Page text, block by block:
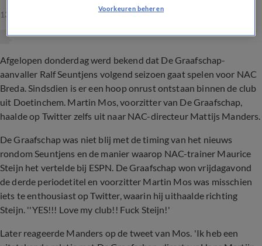
13 mrt 2021, 13:50
Afgelopen donderdag werd bekend dat De Graafschap-
aanvaller Ralf Seuntjens volgend seizoen gaat spelen voor NAC
Breda. Sindsdien is er een hoop onrust ontstaan binnen de club
uit Doetinchem. Martin Mos, voorzitter van De Graafschap,
haalde op Twitter zelfs uit naar NAC-directeur Mattijs Manders.
De Graafschap was niet blij met de timing van het nieuws
rondom Seuntjens en de manier waarop NAC-trainer Maurice
Steijn het vertelde bij ESPN. De Graafschap won vrijdagavond
de derde periodetitel en voorzitter Martin Mos was misschien
iets te enthousiast op Twitter, waarin hij uithaalde richting
Steijn. ''YES!!! Love my club!! Fuck Steijn!'
Later reageerde Manders op de tweet van Mos. 'Ik heb een
Voorkeuren beheren